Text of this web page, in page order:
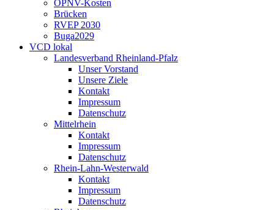
ÖPNV-Kosten
Brücken
RVEP 2030
Buga2029
VCD lokal
Landesverband Rheinland-Pfalz
Unser Vorstand
Unsere Ziele
Kontakt
Impressum
Datenschutz
Mittelrhein
Kontakt
Impressum
Datenschutz
Rhein-Lahn-Westerwald
Kontakt
Impressum
Datenschutz